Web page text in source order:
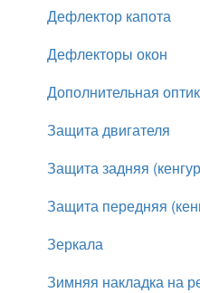
Дефлектор капота
Дефлекторы окон
Дополнительная
Защита двигателя
Защита задняя
Защита передняя
Зеркала
Зимняя накладка на